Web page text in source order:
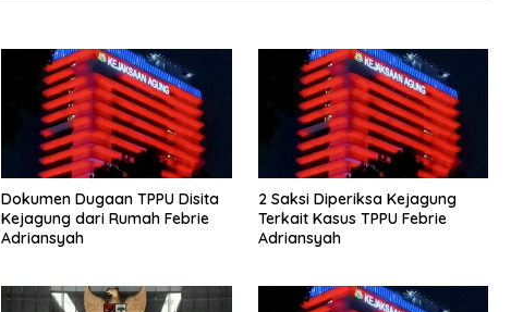
Dokumen Dugaan TPPU Disita
Kejagung dari Rumah Febrie
Adriansyah
2 Saksi Diperiksa Kejagung
Terkait Kasus TPPU Febrie
Adriansyah